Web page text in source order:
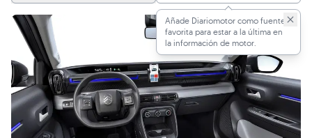
Añade Diariomotor como fuente
favorita para estar a la última en
la información de motor.